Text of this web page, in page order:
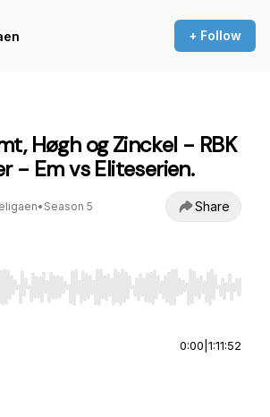
+ Follow
Høgh og Zinckel - RBK
- Em vs Eliteserien.
• Season 5 Share
Right to seek, Home/End to jump to
0:00 1:11:52